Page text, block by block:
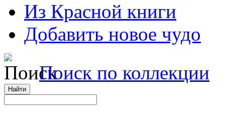
Из Красной книги
Добавить новое чудо
Поиск по коллекции